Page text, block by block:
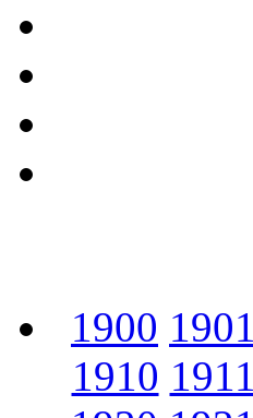
1900 1901
1910 1911